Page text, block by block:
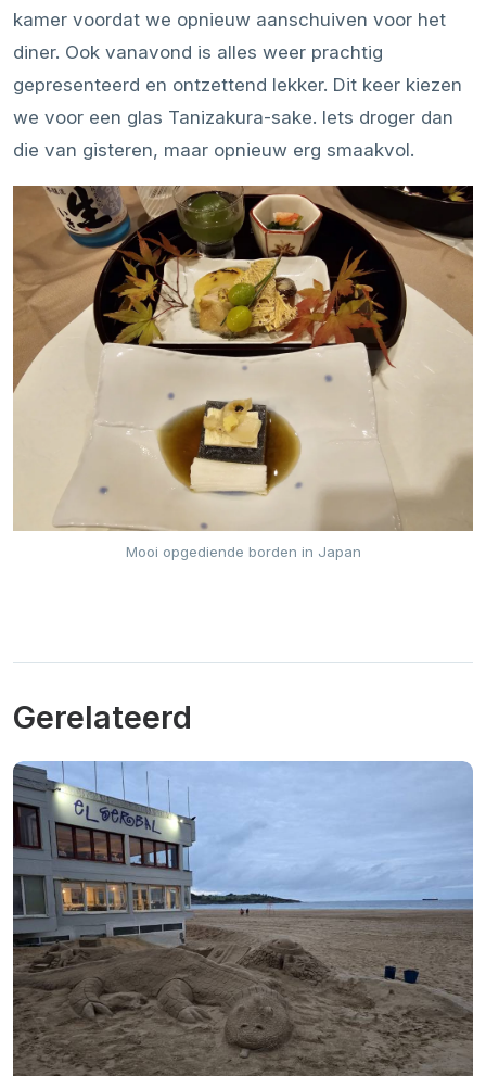
kamer voordat we opnieuw aanschuiven voor het
diner. Ook vanavond is alles weer prachtig
gepresenteerd en ontzettend lekker. Dit keer kiezen
we voor een glas Tanizakura-sake. Iets droger dan
die van gisteren, maar opnieuw erg smaakvol.
Mooi opgediende borden in Japan
Gerelateerd